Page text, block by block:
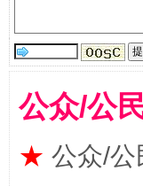
全民健身五年
公众/公
★ 公众/公